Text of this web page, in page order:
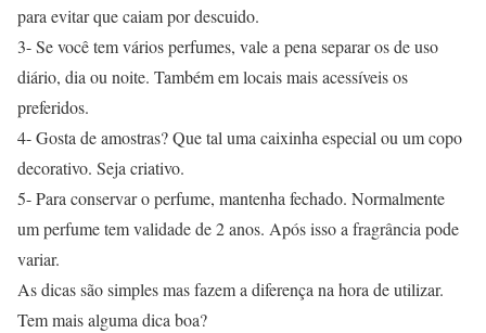
para evitar que caiam por descuido.
3- Se você tem vários perfumes, vale a pena separar os de uso
diário, dia ou noite. Também em locais mais acessíveis os
preferidos.
4- Gosta de amostras? Que tal uma caixinha especial ou um copo
decorativo. Seja criativo.
5- Para conservar o perfume, mantenha fechado. Normalmente
um perfume tem validade de 2 anos. Após isso a fragrância pode
variar.
As dicas são simples mas fazem a diferença na hora de utilizar.
Tem mais alguma dica boa?